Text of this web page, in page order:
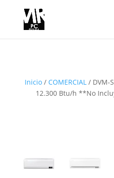
Inicio/ COMERCIAL/ DVM-
12.300 Btu/h **No